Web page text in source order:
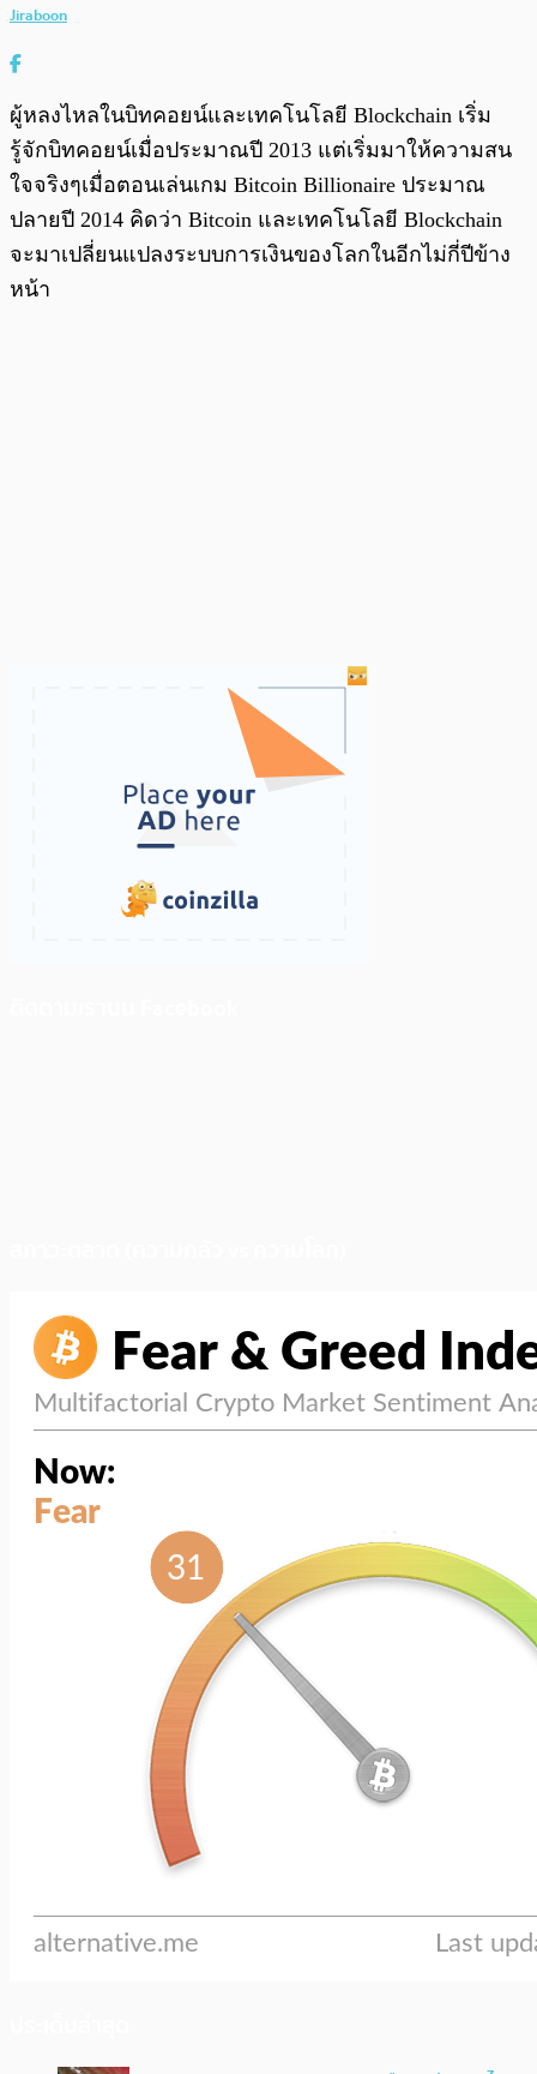
Jiraboon
ผู้หลงไหลในบิทคอยน์และเทคโนโลยี Blockchain เริ่ม
รู้จักบิทคอยน์เมื่อประมาณปี 2013 แต่เริ่มมาให้ความสน
ใจจริงๆเมื่อตอนเล่นเกม Bitcoin Billionaire ประมาณ
ปลายปี 2014 คิดว่า Bitcoin และเทคโนโลยี Blockchain
จะมาเปลี่ยนแปลงระบบการเงินของโลกในอีกไม่กี่ปีข้าง
หน้า